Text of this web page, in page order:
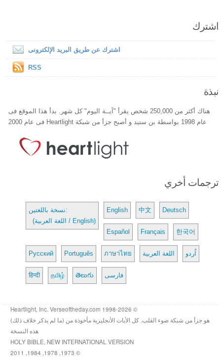
اشترك
اشترك عن طريق البريد الإلكترونى
RSS
نبذة
هناك أكثر من 250,000 شخص يقرأ "آيــة اليوم" كل شهر. بدأ هذا الموقع فى
عام 1998 بواسطة بن ستيد و أصبح جزأ من شبكة Heartlight فى عام 2000
ترجمات أخري
نسخة باللغتين:
(اللغة العربية / English)
English 中文 Deutsch
Español Français 한국어
Русский Português ภาษาไทย اللغة العربية اُردو
हिन्दी தமிழ் తెలుగు فارسی
© 1998-2026 Heartlight, Inc. Verseoftheday.com
هو جزأ من شبكة ضوء القلب. كل الأيات الأنجليزية مأخوذة من (ما لم يذكر خلاف ذلك)
هذه النسخة
HOLY BIBLE, NEW INTERNATIONAL VERSION
© 1973, 1978, 1984, 2011